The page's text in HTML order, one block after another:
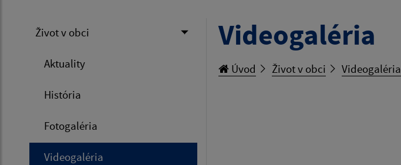
Život v obci
Aktuality
História
Fotogaléria
Videogaléria
Videogaléria
Úvod Život v obci Videogaléria